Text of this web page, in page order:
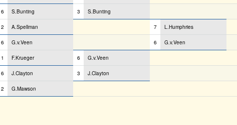
6 S.Bunting 3 S.Bunting
2 A.Spellman 7 L.Humphries
6 G.v.Veen 6 G.v.Veen
1 F.Krueger 6 G.v.Veen
6 J.Clayton 3 J.Clayton
2 G.Mawson